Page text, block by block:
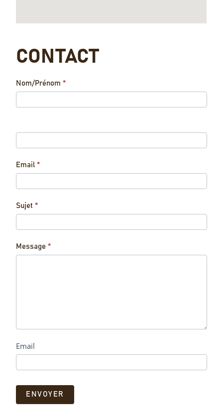
CONTACT
Contact
Us
Nom/Prénom*
Email*
Sujet*
Message*
Email
ENVOYER